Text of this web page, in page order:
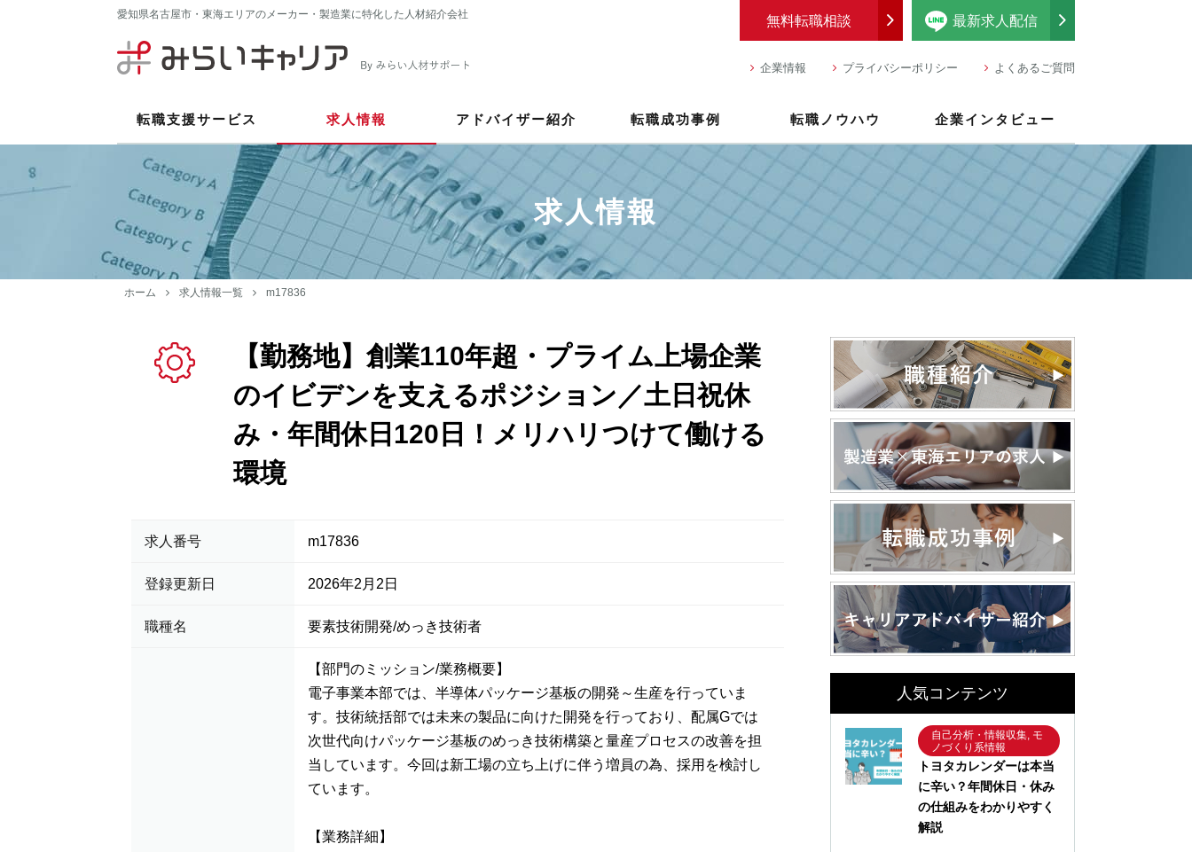
愛知県名古屋市・東海エリアのメーカー・製造業に特化した人材紹介会社 最新求人配信
無料転職相談
企業情報 プライバシーポリシー よくあるご質問
転職支援サービス 求人情報 アドバイザー紹介 転職成功事例 転職ノウハウ 企業インタビュー
求人情報
ホーム 求人情報一覧 m17836
【勤務地】創業110年超・プライム上場企業
のイビデンを支えるポジション／土日祝休
み・年間休日120日！メリハリつけて働ける
環境
求人番号 m17836
登録更新日 2026年2月2日
職種名 要素技術開発/めっき技術者
【部門のミッション/業務概要】
電子事業本部では、半導体パッケージ基板の開発～生産を行っていま
す。技術統括部では未来の製品に向けた開発を行っており、配属Gでは
次世代向けパッケージ基板のめっき技術構築と量産プロセスの改善を担
当しています。今回は新工場の立ち上げに伴う増員の為、採用を検討し
ています。
【業務詳細】
人気コンテンツ
自己分析・情報収集, モ
ノづくり系情報
トヨタカレンダーは本当
に辛い？年間休日・休み
の仕組みをわかりやすく
解説